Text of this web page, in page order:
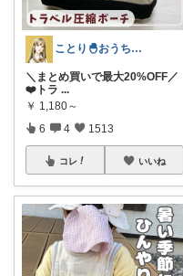
ことり🐣おうち時間快適＆UV対策
＼まとめ買いで最大20%OFF／
❤️トラ ...
￥ 1,180～
6 4 1513
コレ いいね